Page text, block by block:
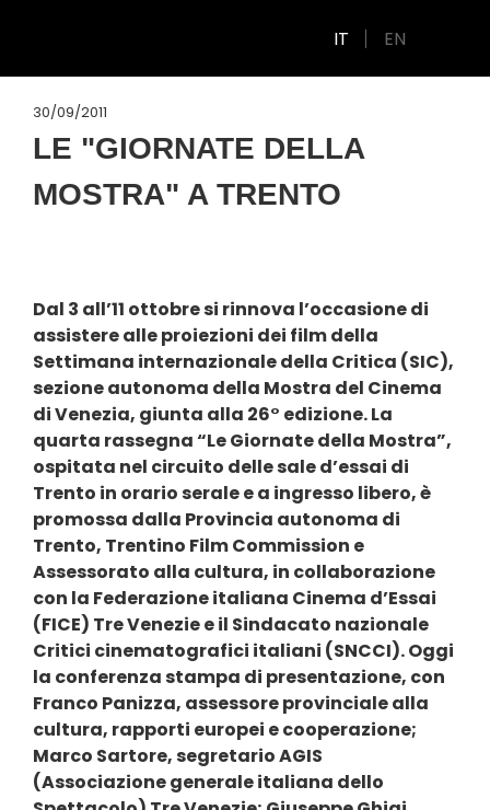
IT EN
30/09/2011
LE "GIORNATE DELLA
MOSTRA" A TRENTO
Dal 3 all’11 ottobre si rinnova l’occasione di
assistere alle proiezioni dei film della
Settimana internazionale della Critica (SIC),
sezione autonoma della Mostra del Cinema
di Venezia, giunta alla 26° edizione. La
quarta rassegna “Le Giornate della Mostra”,
ospitata nel circuito delle sale d’essai di
Trento in orario serale e a ingresso libero, è
promossa dalla Provincia autonoma di
Trento, Trentino Film Commission e
Assessorato alla cultura, in collaborazione
con la Federazione italiana Cinema d’Essai
(FICE) Tre Venezie e il Sindacato nazionale
Critici cinematografici italiani (SNCCI). Oggi
la conferenza stampa di presentazione, con
Franco Panizza, assessore provinciale alla
cultura, rapporti europei e cooperazione;
Marco Sartore, segretario AGIS
(Associazione generale italiana dello